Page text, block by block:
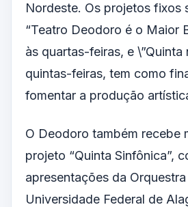
Nordeste. Os projetos fixos
“Teatro Deodoro é o Maior
às quartas-feiras, e \”Quinta
quintas-feiras, tem como
fomentar a produção
O Deodoro também recebe
projeto “Quinta Sinfônica”,
apresentações da
Universidade Federal de